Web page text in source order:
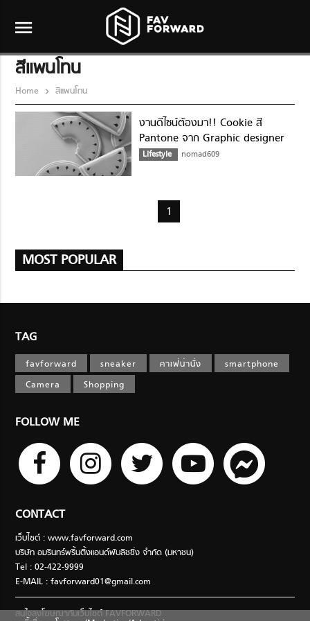
menu
สีแพนโทน
Home สีแพนโทน
งานดีไซน์ต้องมา!! Cookie สี
Pantone จาก Graphic designer
Lifestyle nomad609
1
MOST POPULAR
TAG
favforward sneaker คาเฟ่น่านั่ง
smartphone
Camera
Shopping
FOLLOW ME
CONTACT
เว็บไซต์ : www.favforward.com
บริษัท อมรินทร์พริ้นติ้งแอนด์พับลิชชิ่ง จำกัด (มหาชน)
Tel : 02-422-9999
E-MAIL :favforward01@gmail.com
สนใจลงโฆษณากับเว็บไซต์ FAVFORWARD